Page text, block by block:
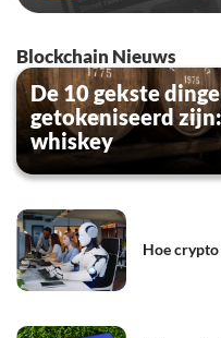
Blockchain Nieuws
De 10 gekste
getokeniseerd
whiskey
Hoe